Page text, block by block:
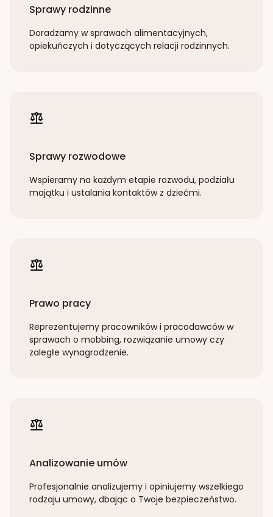
Sprawy rodzinne
Doradzamy w sprawach alimentacyjnych,
opiekuńczych i dotyczących relacji rodzinnych.
Sprawy rozwodowe
Wspieramy na każdym etapie rozwodu, podziału
majątku i ustalania kontaktów z dziećmi.
Prawo pracy
Reprezentujemy pracowników i pracodawców w
sprawach o mobbing, rozwiązanie umowy czy
zaległe wynagrodzenie.
Analizowanie umów
Profesjonalnie analizujemy i opiniujemy wszelkiego
rodzaju umowy, dbając o Twoje bezpieczeństwo.